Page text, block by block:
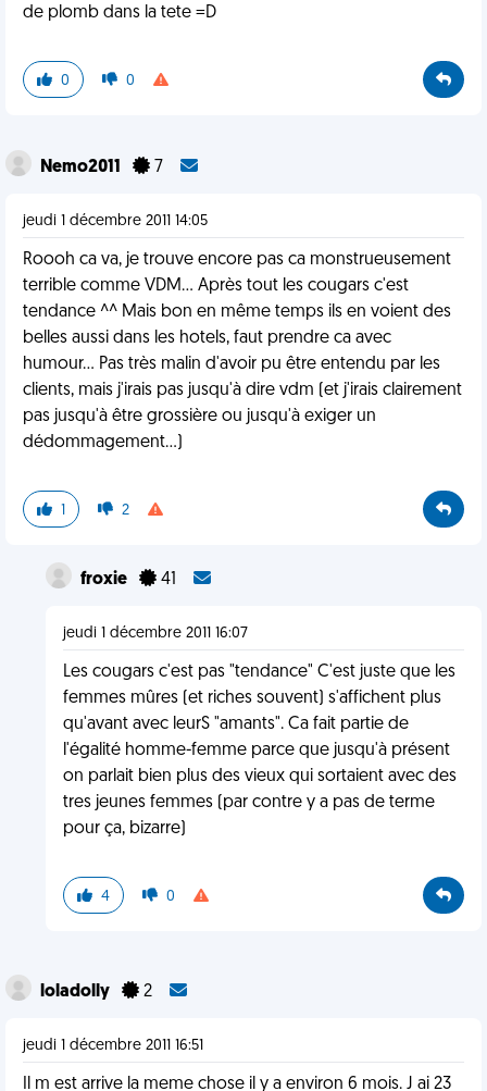
de plomb dans la tete =D
0 0
Nemo2011 7
jeudi 1 décembre 2011 14:05
Roooh ca va, je trouve encore pas ca monstrueusement
terrible comme VDM... Après tout les cougars c'est
tendance ^^ Mais bon en même temps ils en voient des
belles aussi dans les hotels, faut prendre ca avec
humour... Pas très malin d'avoir pu être entendu par les
clients, mais j'irais pas jusqu'à dire vdm (et j'irais clairement
pas jusqu'à être grossière ou jusqu'à exiger un
dédommagement...)
1 2
froxie 41
jeudi 1 décembre 2011 16:07
Les cougars c'est pas "tendance" C'est juste que les
femmes mûres (et riches souvent) s'affichent plus
qu'avant avec leurS "amants". Ca fait partie de
l'égalité homme-femme parce que jusqu'à présent
on parlait bien plus des vieux qui sortaient avec des
tres jeunes femmes (par contre y a pas de terme
pour ça, bizarre)
4 0
loladolly 2
jeudi 1 décembre 2011 16:51
Il m est arrive la meme chose il y a environ 6 mois. J ai 23